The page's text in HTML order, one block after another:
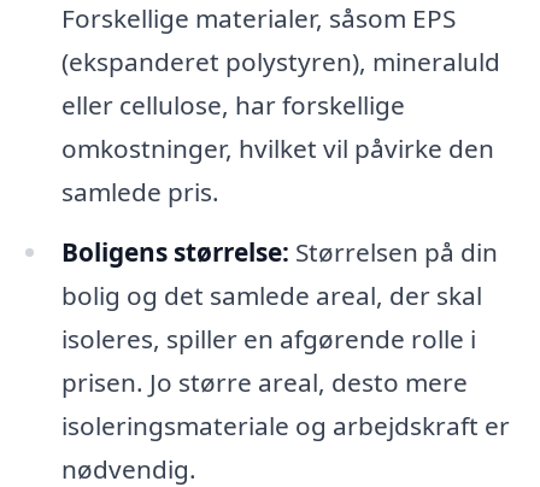
Forskellige materialer, såsom EPS
(ekspanderet polystyren), mineraluld
eller cellulose, har forskellige
omkostninger, hvilket vil påvirke den
samlede pris.
Boligens størrelse: Størrelsen på din
bolig og det samlede areal, der skal
isoleres, spiller en afgørende rolle i
prisen. Jo større areal, desto mere
isoleringsmateriale og arbejdskraft er
nødvendig.